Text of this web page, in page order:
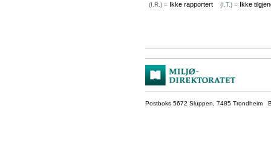
(I.R.) = Ikke rapportert (I.T.) = Ikke
Postboks 5672 Sluppen, 7485 Trondheim